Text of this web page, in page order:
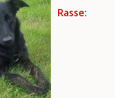
Rasse: